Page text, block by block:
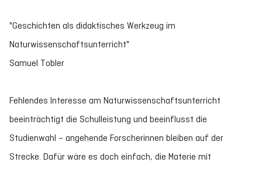
"Geschichten als didaktisches Werkzeug im
Naturwissenschaftsunterricht"
Samuel Tobler
Fehlendes Interesse am Naturwissenschaftsunterricht
beeinträchtigt die Schulleistung und beeinflusst die
Studienwahl – angehende Forscherinnen bleiben auf der
Strecke. Dafür wäre es doch einfach, die Materie mit